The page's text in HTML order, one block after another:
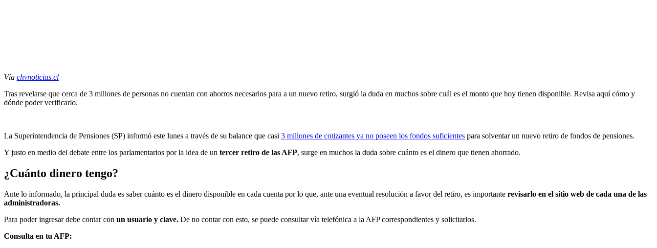
Vía chvnoticias.cl
Tras revelarse que cerca de 3 millones de personas no cuentan con ahorros necesarios para a un nuevo retiro, surgió la duda en muchos sobre cuál es el monto que hoy tienen disponible. Revisa aquí cómo y
dónde poder verificarlo.
La Superintendencia de Pensiones (SP) informó este lunes a través de su balance que casi 3 millones de cotizantes ya no poseen los fondos suficientes para solventar un nuevo retiro de fondos de pensiones.
Y justo en medio del debate entre los parlamentarios por la idea de un tercer retiro de las AFP, surge en muchos la duda sobre cuánto es el dinero que tienen ahorrado.
¿Cuánto dinero tengo?
Ante lo informado, la principal duda es saber cuánto es el dinero disponible en cada cuenta por lo que, ante una eventual resolución a favor del retiro, es importante revisarlo en el sitio web de cada una de las
administradoras.
Para poder ingresar debe contar con un usuario y clave. De no contar con esto, se puede consultar vía telefónica a la AFP correspondientes y solicitarlos.
Consulta en tu AFP: